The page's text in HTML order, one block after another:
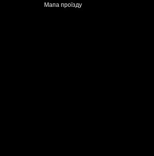
Мапа проїзду